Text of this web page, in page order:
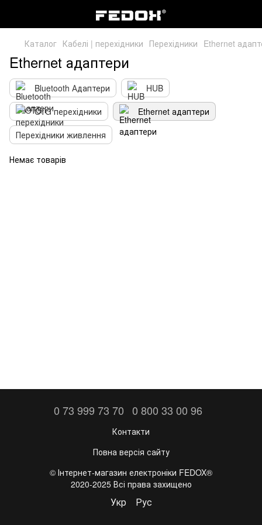
Каталог Кабелі | перехідники Перехідники Ethernet
Ethernet адаптери
Bluetooth Адаптери
HUB
OTG перехідники
Ethernet адаптери
Перехідники живлення
Немає товарів
0 73 999 73 70 0 800 33 00 96
Контакти
Повна версія сайту
©️ Інтернет-магазин електроніки FEDOX®
2020-2025 Всі права захищено
Укр Рус